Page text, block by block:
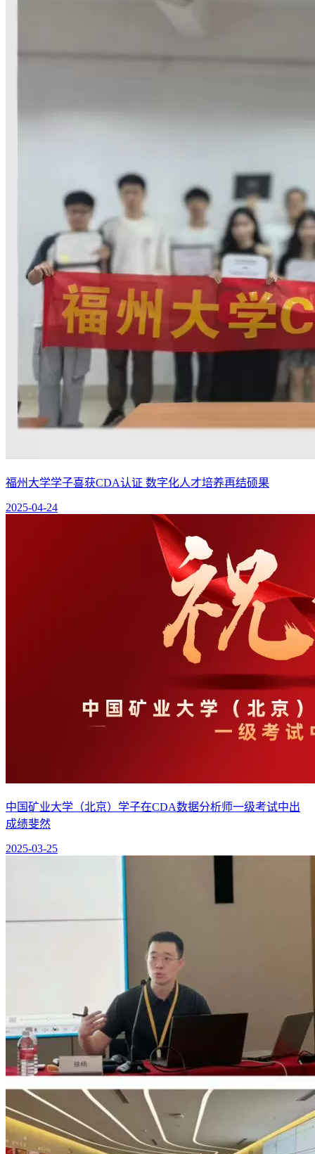
福州大学学子喜获CDA认证 数字化人才培养再结硕果
2025-04-24
中国矿业大学（北京）学子在CDA数据分析师一级考试中出
成绩斐然
2025-03-25